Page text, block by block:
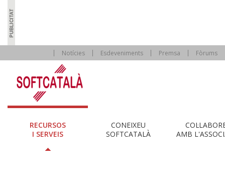
Notícies Esdeveniments Premsa Fòrums
RECURSOS
I SERVEIS
CONEIXEU
SOFTCATALÀ
AMB